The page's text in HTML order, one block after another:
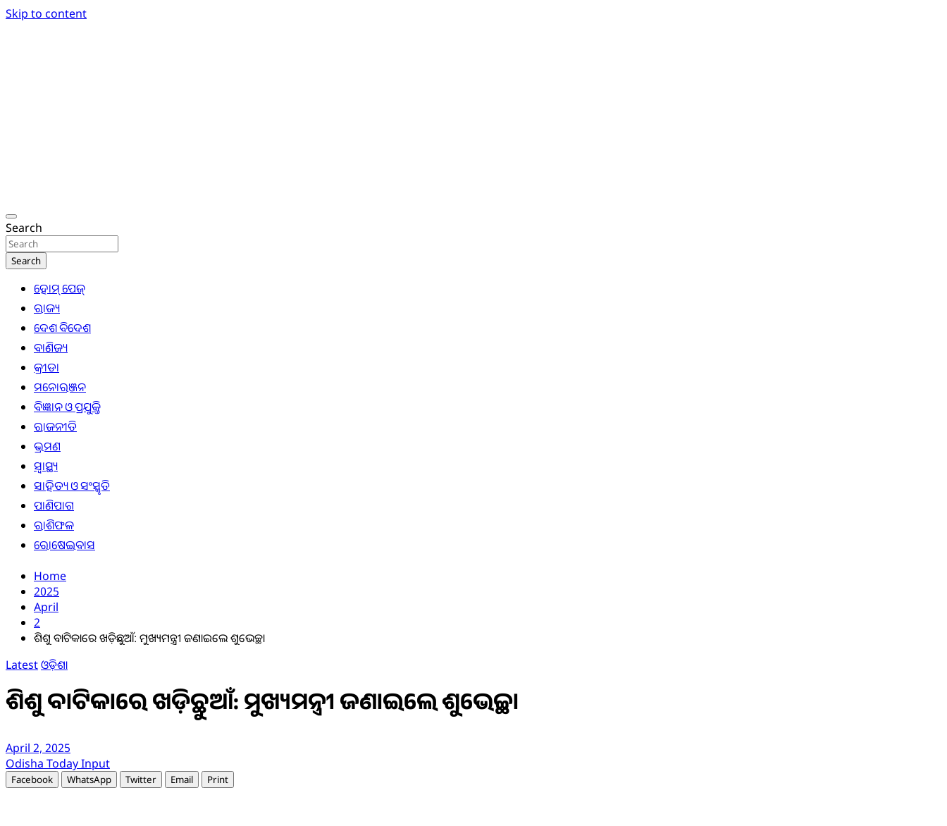
Skip to content
Search
Search
ହୋମ୍ ପେଜ୍
ରାଜ୍ୟ
ଦେଶ ବିଦେଶ
ବାଣିଜ୍ୟ
କ୍ରୀଡା
ମନୋରଞ୍ଜନ
ବିଜ୍ଞାନ ଓ ପ୍ରଯୁକ୍ତି
ରାଜନୀତି
ଭ୍ରମଣ
ସ୍ୱାସ୍ଥ୍ୟ
ସାହିତ୍ୟ ଓ ସଂସ୍କୃତି
ପାଣିପାଗ
ରାଶିଫଳ
ରୋଷେଇବାସ
Home
2025
April
2
ଶିଶୁ ବାଟିକାରେ ଖଡ଼ିଛୁଆଁ: ମୁଖ୍ୟମନ୍ତ୍ରୀ ଜଣାଇଲେ ଶୁଭେଚ୍ଛା
Latestଓଡ଼ିଶା
ଶିଶୁ ବାଟିକାରେ ଖଡ଼ିଛୁଆଁ: ମୁଖ୍ୟମନ୍ତ୍ରୀ ଜଣାଇଲେ ଶୁଭେଚ୍ଛା
April 2, 2025
Odisha Today Input
Facebook WhatsApp Twitter Email Print